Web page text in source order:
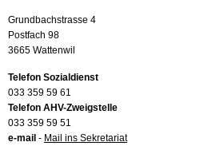
Grundbachstrasse 4
Postfach 98
3665 Wattenwil
Telefon Sozialdienst
033 359 59 61
Telefon AHV-Zweigstelle
033 359 59 51
e-mail - Mail ins Sekretariat